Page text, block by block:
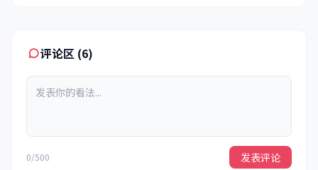
评论区 (6)
0/500 发表评论